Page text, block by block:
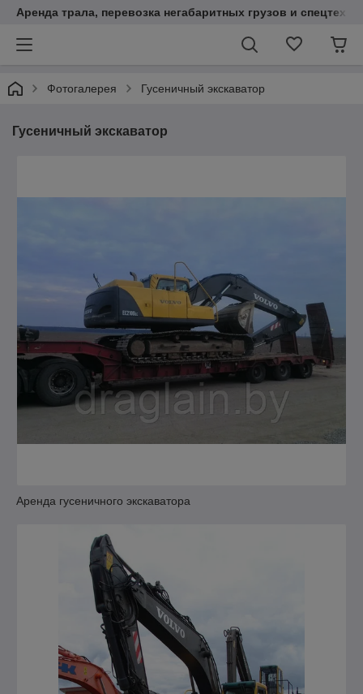
Аренда трала, перевозка негабаритных грузов и
Фотогалерея Гусеничный экскаватор
Гусеничный экскаватор
Аренда гусеничного экскаватора